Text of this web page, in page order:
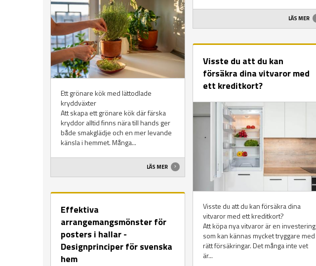
Ett grönare kök med lättodlade
kryddväxter
Att skapa ett grönare kök där färska
kryddor alltid finns nära till hands ger
både smakglädje och en mer levande
känsla i hemmet. Många...
LÄS MER
Effektiva
arrangemangsmönster för
posters i hallar -
Designprinciper för svenska
hem
LÄS MER
Visste du att du kan
försäkra dina vitvaror med
ett kreditkort?
Visste du att du kan försäkra dina
vitvaror med ett kreditkort?
Att köpa nya vitvaror är en investering
som kan kännas mycket tryggare med
rätt försäkringar. Det många inte vet
är...